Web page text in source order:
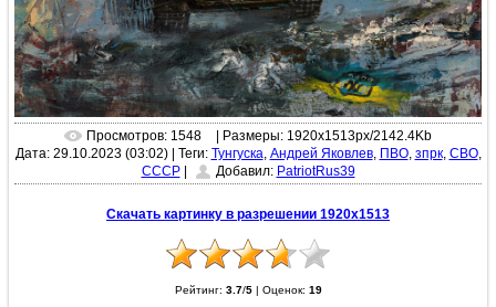
Просмотров: 1548
| Размеры: 1920x1513px/2142.4Kb
Дата: 29.10.2023 (03:02)| Теги: Тунгуска, Андрей Яковлев, ПВО, зпрк, СВО,
СССР| Добавил: PatriotRus39
Скачать картинку в разрешении 1920x1513
Рейтинг: 3.7/5| Оценок: 19